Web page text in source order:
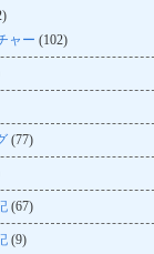
ャー (102)
(77)
(67)
(9)